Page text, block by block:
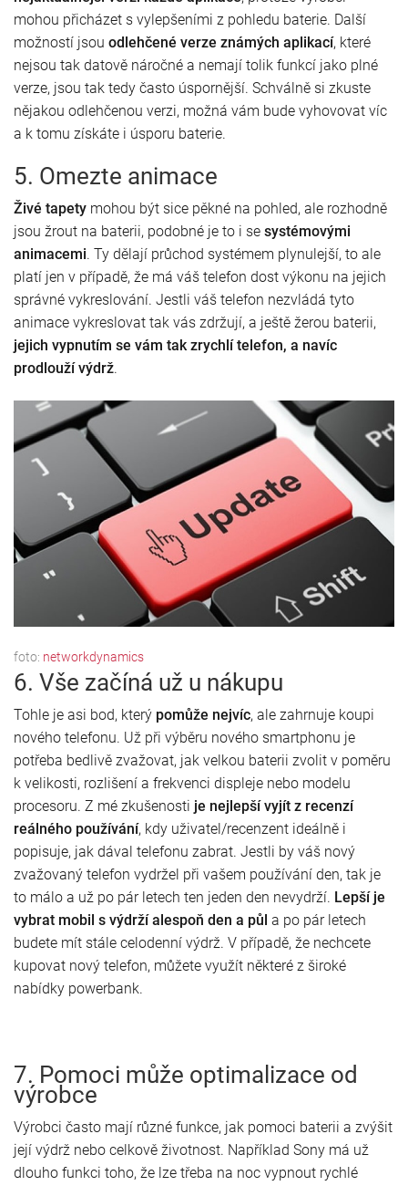
mohou přicházet s vylepšeními z pohledu baterie. Další
možností jsou odlehčené verze známých aplikací, které
nejsou tak datově náročné a nemají tolik funkcí jako plné
verze, jsou tak tedy často úspornější. Schválně si zkuste
nějakou odlehčenou verzi, možná vám bude vyhovovat víc
a k tomu získáte i úsporu baterie.
5. Omezte animace
Živé tapety mohou být sice pěkné na pohled, ale rozhodně
jsou žrout na baterii, podobné je to i se systémovými
animacemi. Ty dělají průchod systémem plynulejší, to ale
platí jen v případě, že má váš telefon dost výkonu na jejich
správné vykreslování. Jestli váš telefon nezvládá tyto
animace vykreslovat tak vás zdržují, a ještě žerou baterii,
jejich vypnutím se vám tak zrychlí telefon, a navíc
prodlouží výdrž.
foto: networkdynamics
6. Vše začíná už u nákupu
Tohle je asi bod, který pomůže nejvíc, ale zahrnuje koupi
nového telefonu. Už při výběru nového smartphonu je
potřeba bedlivě zvažovat, jak velkou baterii zvolit v poměru
k velikosti, rozlišení a frekvenci displeje nebo modelu
procesoru. Z mé zkušenosti je nejlepší vyjít z recenzí
reálného používání, kdy uživatel/recenzent ideálně i
popisuje, jak dával telefonu zabrat. Jestli by váš nový
zvažovaný telefon vydržel při vašem používání den, tak je
to málo a už po pár letech ten jeden den nevydrží. Lepší je
vybrat mobil s výdrží alespoň den a půl a po pár letech
budete mít stále celodenní výdrž. V případě, že nechcete
kupovat nový telefon, můžete využít některé z široké
nabídky powerbank.
7. Pomoci může optimalizace od
výrobce
Výrobci často mají různé funkce, jak pomoci baterii a zvýšit
její výdrž nebo celkově životnost. Například Sony má už
dlouho funkci toho, že lze třeba na noc vypnout rychlé